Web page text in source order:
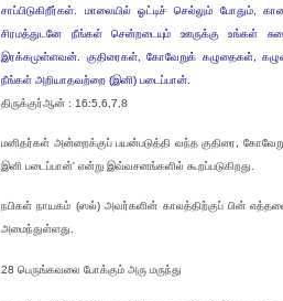
சாப்பிடுகிறீர்கள். மாலையில் ஓட்டிச் செல்லும் போதும்,
சிரமத்துடனே நீங்கள் சென்றடையும் ஊருக்கு உங்கள்
இரக்கமுள்ளவன். குதிரைகள், கோவேறுக் கழுதைகள்,
நீங்கள் அறியாதவற்றை (இனி) படைப்பான்.
திருக்குர்ஆன் : 16:5,6,7,8
மனிதர்கள் அன்றைக்குப் பயன்படுத்தி வந்த குதிரை,
இனி படைப்பான்' என்று இவ்வசனங்களில் கூறப்படுகிறது.
நபிகள் நாயகம் (ஸல்) அவர்களின் காலத்திற்குப் பின்
அமைந்துள்ளது.
28 பெருங்கவலை போக்கும் அரு மருந்து